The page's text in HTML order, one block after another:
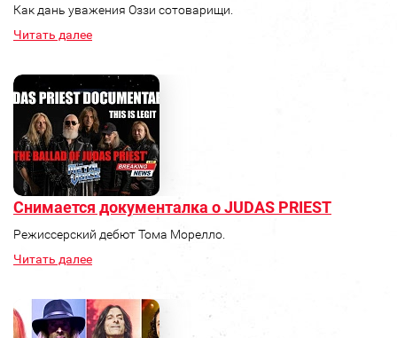
Как дань уважения Оззи сотоварищи.
Читать далее
Снимается документалка о JUDAS PRIEST
Режиссерский дебют Тома Морелло.
Читать далее